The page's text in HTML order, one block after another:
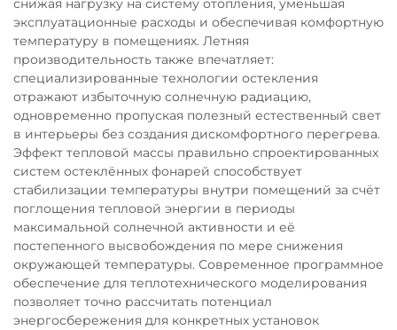
снижая нагрузку на систему отопления, уменьшая
эксплуатационные расходы и обеспечивая комфортную
температуру в помещениях. Летняя
производительность также впечатляет:
специализированные технологии остекления
отражают избыточную солнечную радиацию,
одновременно пропуская полезный естественный свет
в интерьеры без создания дискомфортного перегрева.
Эффект тепловой массы правильно спроектированных
систем остеклённых фонарей способствует
стабилизации температуры внутри помещений за счёт
поглощения тепловой энергии в периоды
максимальной солнечной активности и её
постепенного высвобождения по мере снижения
окружающей температуры. Современное программное
обеспечение для теплотехнического моделирования
позволяет точно рассчитать потенциал
энергосбережения для конкретных установок